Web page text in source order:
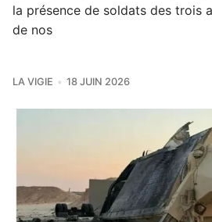
la présence de soldats des trois
de nos
LA VIGIE 18 JUIN 2026